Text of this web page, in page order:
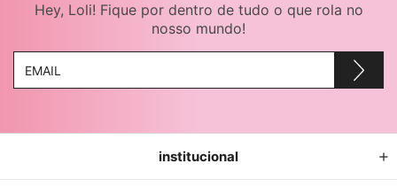
Hey, Loli! Fique por dentro de tudo o que rola no
nosso mundo!
institucional